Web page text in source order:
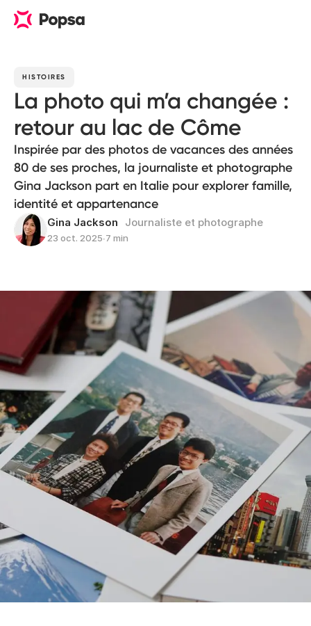
HISTOIRES
La photo qui m’a changée :
retour au lac de Côme
Inspirée par des photos de vacances des années
80 de ses proches, la journaliste et photographe
Gina Jackson part en Italie pour explorer famille,
identité et appartenance
Gina Jackson Journaliste et photographe
23 oct. 2025∙7 min